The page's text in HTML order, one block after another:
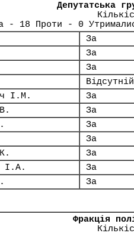
Депутатська
- 18 Проти - 0
За
За
За
Відсутній
І.М.
За
За
За
За
За
І.А.
За
За
Фракція